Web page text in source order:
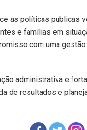
as políticas públicas
e famílias em
com uma
administrativa e
de resultados e